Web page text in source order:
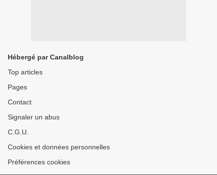
Hébergé par Canalblog
Top articles
Pages
Contact
Signaler un abus
C.G.U.
Cookies et données personnelles
Préférences cookies